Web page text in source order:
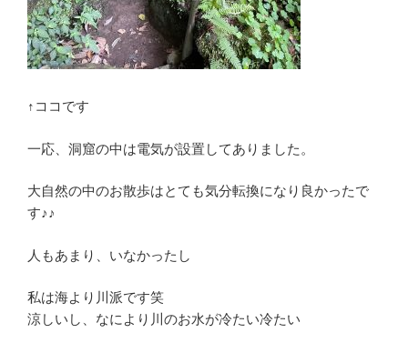
↑ココです
一応、洞窟の中は電気が設置してありました。
大自然の中のお散歩はとても気分転換になり良かったで
す♪♪
人もあまり、いなかったし
私は海より川派です笑
涼しいし、なにより川のお水が冷たい冷たい